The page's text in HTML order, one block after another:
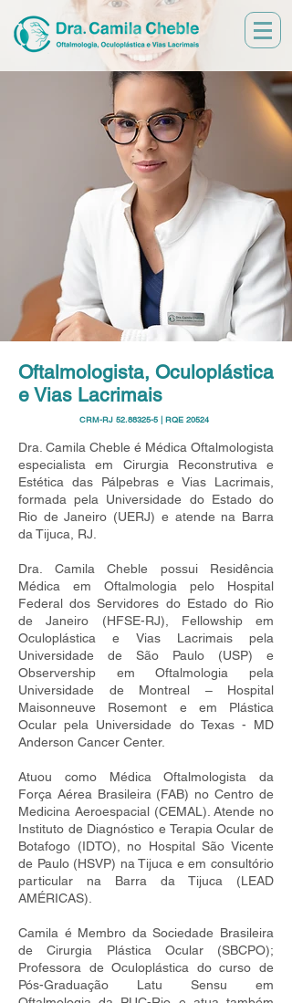
Oftalmologista, Oculoplástica
e Vias Lacrimais
CRM-RJ 52.88325-5 | RQE 20524
Dra. Camila Cheble é Médica Oftalmologista
especialista em Cirurgia Reconstrutiva e
Estética das Pálpebras e Vias Lacrimais,
formada pela Universidade do Estado do
Rio de Janeiro (UERJ) e atende na Barra
da Tijuca, RJ.
Dra. Camila Cheble possui Residência
Médica em Oftalmologia pelo Hospital
Federal dos Servidores do Estado do Rio
de Janeiro (HFSE-RJ), Fellowship em
Oculoplástica e Vias Lacrimais pela
Universidade de São Paulo (USP) e
Observership em Oftalmologia pela
Universidade de Montreal – Hospital
Maisonneuve Rosemont e em Plástica
Ocular pela Universidade do Texas - MD
Anderson Cancer Center.
Atuou como Médica Oftalmologista da
Força Aérea Brasileira (FAB) no Centro de
Medicina Aeroespacial (CEMAL). Atende no
Instituto de Diagnóstico e Terapia Ocular de
Botafogo (IDTO), no Hospital São Vicente
de Paulo (HSVP) na Tijuca e em consultório
particular na Barra da Tijuca (LEAD
AMÉRICAS).
Camila é Membro da Sociedade Brasileira
de Cirurgia Plástica Ocular (SBCPO);
Professora de Oculoplástica do curso de
Pós-Graduação Latu Sensu em